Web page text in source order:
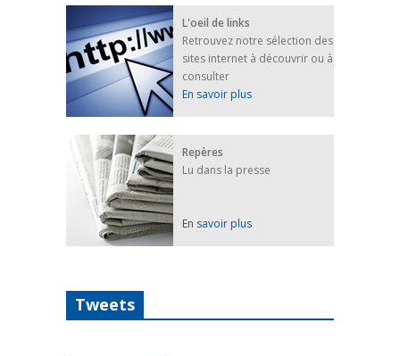
L'oeil de links
Retrouvez notre sélection des
sites internet à découvrir ou à
consulter
En savoir plus
Repères
Lu dans la presse
En savoir plus
Tweets